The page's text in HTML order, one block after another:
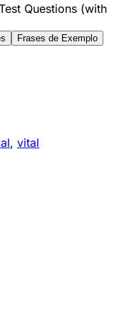
Questions (with
Frases de Exemplo
, vital